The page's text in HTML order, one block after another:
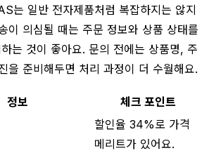
는 일반 전자제품처럼 복잡하지는 않지
이 의심될 때는 주문 정보와 상품 상태를
는 것이 좋아요. 문의 전에는 상품명, 주
을 준비해두면 처리 과정이 더 수월해요.
정보 체크 포인트
할인율 34%로 가격
메리트가 있어요.